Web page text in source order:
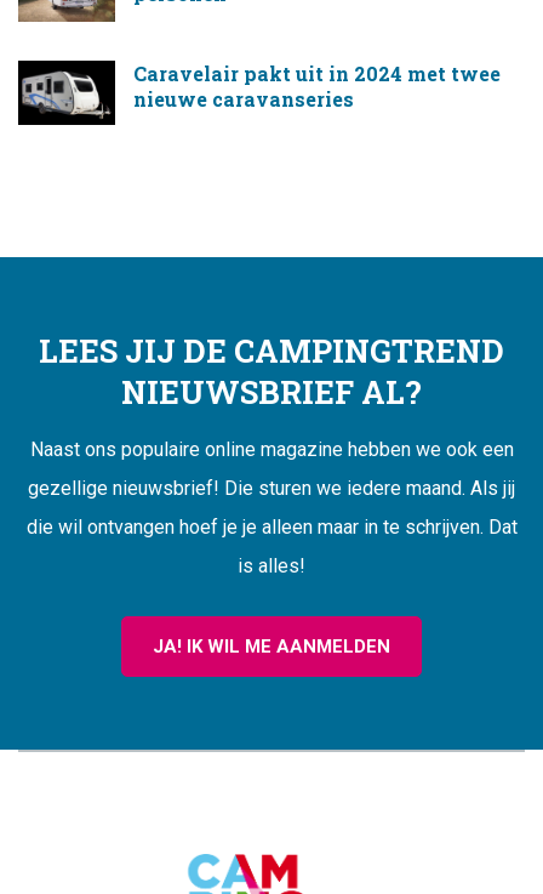
Caravelair pakt uit in 2024 met twee
nieuwe caravanseries
LEES JIJ DE CAMPINGTREND
NIEUWSBRIEF AL?
Naast ons populaire online magazine hebben we ook een
gezellige nieuwsbrief! Die sturen we iedere maand. Als jij
die wil ontvangen hoef je je alleen maar in te schrijven. Dat
is alles!
JA! IK WIL ME AANMELDEN